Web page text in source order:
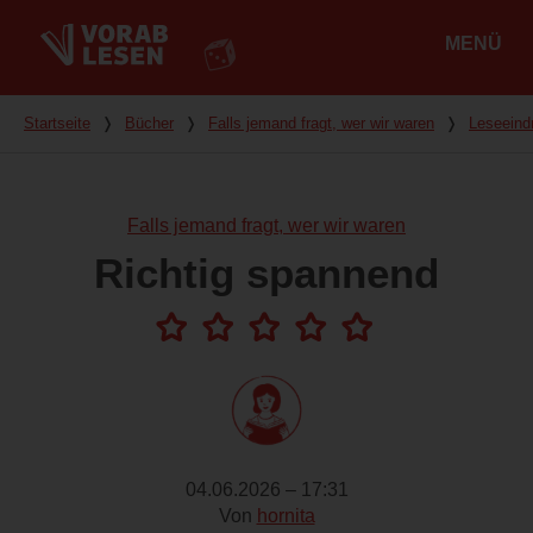
MENÜ
Du bist hier
Startseite ❭ Bücher ❭ Falls jemand fragt, wer wir waren ❭
Falls jemand fragt, wer wir waren
Richtig spannend
04.06.2026 – 17:31
Von hornita